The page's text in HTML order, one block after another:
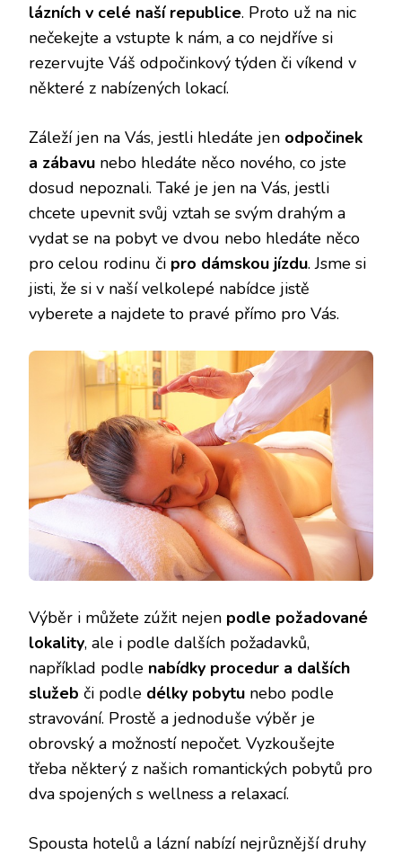
lázních v celé naší republice. Proto už na nic
nečekejte a vstupte k nám, a co nejdříve si
rezervujte Váš odpočinkový týden či víkend v
některé z nabízených lokací.
Záleží jen na Vás, jestli hledáte jen odpočinek
a zábavu nebo hledáte něco nového, co jste
dosud nepoznali. Také je jen na Vás, jestli
chcete upevnit svůj vztah se svým drahým a
vydat se na pobyt ve dvou nebo hledáte něco
pro celou rodinu či pro dámskou jízdu. Jsme si
jisti, že si v naší velkolepé nabídce jistě
vyberete a najdete to pravé přímo pro Vás.
Výběr i můžete zúžit nejen podle požadované
lokality, ale i podle dalších požadavků,
například podle nabídky procedur a dalších
služeb či podle délky pobytu nebo podle
stravování. Prostě a jednoduše výběr je
obrovský a možností nepočet. Vyzkoušejte
třeba některý z našich romantických pobytů pro
dva spojených s wellness a relaxací.
Spousta hotelů a lázní nabízí nejrůznější druhy